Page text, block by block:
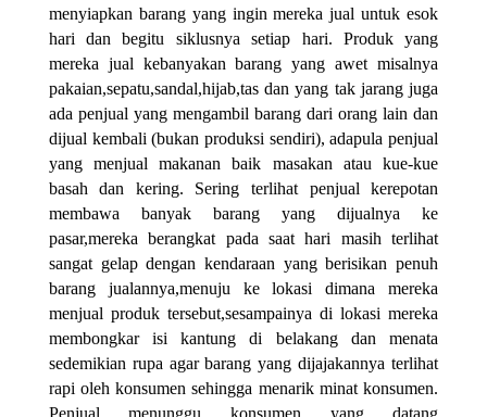
menyiapkan barang yang ingin mereka jual untuk esok
hari dan begitu siklusnya setiap hari. Produk yang
mereka jual kebanyakan barang yang awet misalnya
pakaian,sepatu,sandal,hijab,tas dan yang tak jarang juga
ada penjual yang mengambil barang dari orang lain dan
dijual kembali (bukan produksi sendiri), adapula penjual
yang menjual makanan baik masakan atau kue-kue
basah dan kering. Sering terlihat penjual kerepotan
membawa banyak barang yang dijualnya ke
pasar,mereka berangkat pada saat hari masih terlihat
sangat gelap dengan kendaraan yang berisikan penuh
barang jualannya,menuju ke lokasi dimana mereka
menjual produk tersebut,sesampainya di lokasi mereka
membongkar isi kantung di belakang dan menata
sedemikian rupa agar barang yang dijajakannya terlihat
rapi oleh konsumen sehingga menarik minat konsumen.